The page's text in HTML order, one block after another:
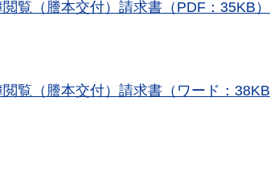
覧（謄本交付）請求書（PDF：35KB）
覧（謄本交付）請求書（ワード：